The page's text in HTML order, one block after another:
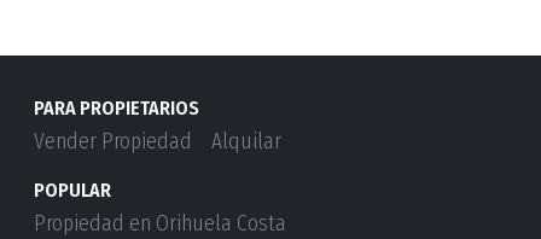
PARA PROPIETARIOS
Vender Propiedad Alquilar
POPULAR
Propiedad en Orihuela Costa